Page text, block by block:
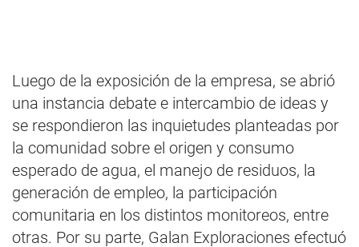
Luego de la exposición de la empresa, se abrió
una instancia debate e intercambio de ideas y
se respondieron las inquietudes planteadas por
la comunidad sobre el origen y consumo
esperado de agua, el manejo de residuos, la
generación de empleo, la participación
comunitaria en los distintos monitoreos, entre
otras. Por su parte, Galan Exploraciones efectuó